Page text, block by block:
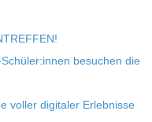
besu­chen die
vol­ler digi­ta­ler Erleb­nisse